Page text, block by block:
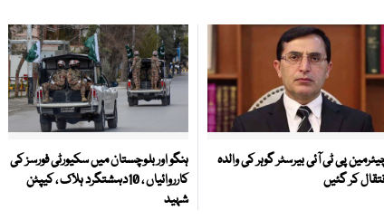
پی ٹی آئی بیرسٹر گوہر کی والدہ
کر گئیں
ہنگو اور بلوچستان میں سکیورٹی فورسز کی
کارروائیاں ، 10دہشتگرد ہلاک ، کیپٹن
شہید